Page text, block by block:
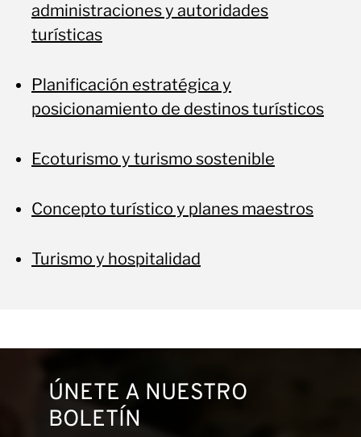
administraciones y autoridades
turísticas
Planificación estratégica y
posicionamiento de destinos turísticos
Ecoturismo y turismo sostenible
Concepto turístico y planes maestros
Turismo y hospitalidad
ÚNETE A NUESTRO
BOLETÍN